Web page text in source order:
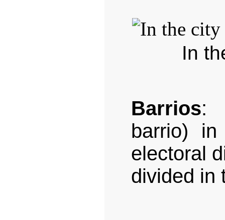
In
Barrios:
barrio)
electoral
divided in